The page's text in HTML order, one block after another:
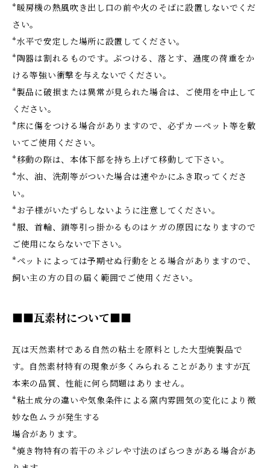
*暖房機の熱風吹き出し口の前や火のそばに設置しないでくだ
さい。
*水平で安定した場所に設置してください。
*陶器は割れるものです。ぶつける、落とす、過度の荷重をか
ける等強い衝撃を与えないでください。
*製品に破損または異常が見られた場合は、ご使用を中止して
ください。
*床に傷をつける場合がありますので、必ずカーペット等を敷
いてご使用ください。
*移動の際は、本体下部を持ち上げて移動して下さい。
*水、油、洗剤等がついた場合は速やかにふき取ってくださ
い。
*お子様がいたずらしないように注意してください。
*服、首輪、鎖等引っ掛かるものはケガの原因になりますので
ご使用にならないで下さい。
*ペットによっては予期せぬ行動をとる場合がありますので、
飼い主の方の目の届く範囲でご使用ください。
■■瓦素材について■■
瓦は天然素材である自然の粘土を原料とした大型焼製品で
す。自然素材特有の現象が多くみられることがありますが瓦
本来の品質、性能に何ら問題はありません。
*粘土成分の違いや気象条件による窯内雰囲気の変化により微
妙な色ムラが発生する
場合があります。
*焼き物特有の若干のネジレや寸法のばらつきがある場合があ